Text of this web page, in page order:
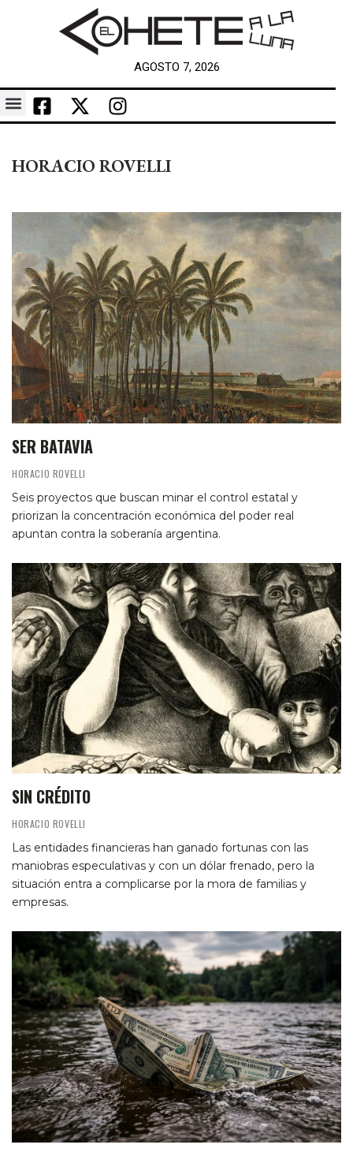
AGOSTO 7, 2026
HORACIO ROVELLI
SER BATAVIA
HORACIO ROVELLI
Seis proyectos que buscan minar el control estatal y
priorizan la concentración económica del poder real
apuntan contra la soberanía argentina.
SIN CRÉDITO
HORACIO ROVELLI
Las entidades financieras han ganado fortunas con las
maniobras especulativas y con un dólar frenado, pero la
situación entra a complicarse por la mora de familias y
empresas.